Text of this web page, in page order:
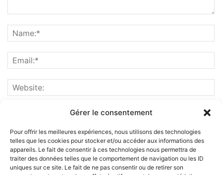
Gérer le consentement
Pour offrir les meilleures expériences, nous utilisons des technologies
telles que les cookies pour stocker et/ou accéder aux informations des
appareils. Le fait de consentir à ces technologies nous permettra de
traiter des données telles que le comportement de navigation ou les ID
uniques sur ce site. Le fait de ne pas consentir ou de retirer son